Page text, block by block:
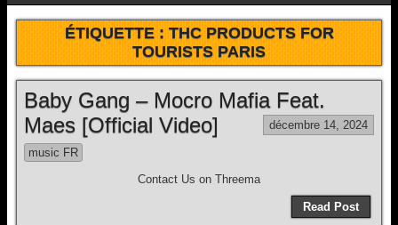
ÉTIQUETTE :THC PRODUCTS FOR
TOURISTS PARIS
Baby Gang – Mocro Mafia Feat.
Maes [Official Video]
décembre 14, 2024
music FR
Contact Us on Threema
Read Post